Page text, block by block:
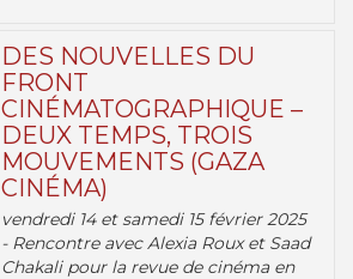
DES NOUVELLES DU
FRONT
CINÉMATOGRAPHIQUE –
DEUX TEMPS, TROIS
MOUVEMENTS (GAZA
CINÉMA)
vendredi 14 et samedi 15 février 2025
- Rencontre avec Alexia Roux et Saad
Chakali pour la revue de cinéma en